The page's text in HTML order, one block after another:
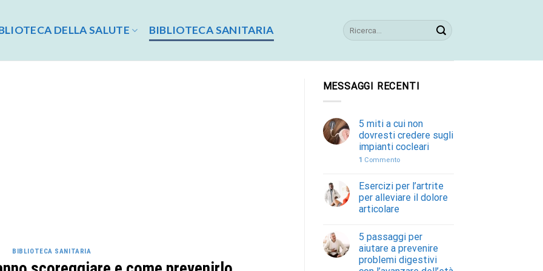
DELLA SALUTE BIBLIOTECA SANITARIA
BIBLIOTECA SANITARIA
MESSAGGI RECENTI
5 miti a cui non
dovresti credere sugli
impianti cocleari
1 Commento
Esercizi per l’artrite
per alleviare il dolore
articolare
5 passaggi per
aiutare a prevenire
problemi digestivi